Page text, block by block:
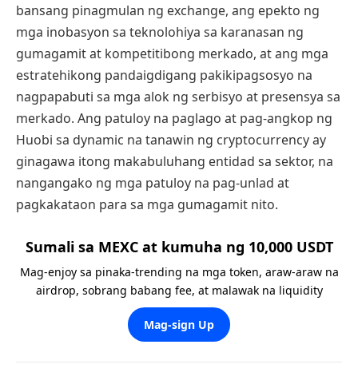
bansang pinagmulan ng exchange, ang epekto ng
mga inobasyon sa teknolohiya sa karanasan ng
gumagamit at kompetitibong merkado, at ang mga
estratehikong pandaigdigang pakikipagsosyo na
nagpapabuti sa mga alok ng serbisyo at presensya sa
merkado. Ang patuloy na paglago at pag-angkop ng
Huobi sa dynamic na tanawin ng cryptocurrency ay
ginagawa itong makabuluhang entidad sa sektor, na
nangangako ng mga patuloy na pag-unlad at
pagkakataon para sa mga gumagamit nito.
Sumali sa MEXC at kumuha ng 10,000 USDT
Mag-enjoy sa pinaka-trending na mga token, araw-araw na
airdrop, sobrang babang fee, at malawak na liquidity
Mag-sign Up